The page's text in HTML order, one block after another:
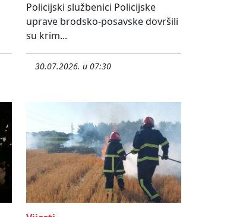
Policijski službenici Policijske
uprave brodsko-posavske dovršili
su krim...
30.07.2026. u 07:30